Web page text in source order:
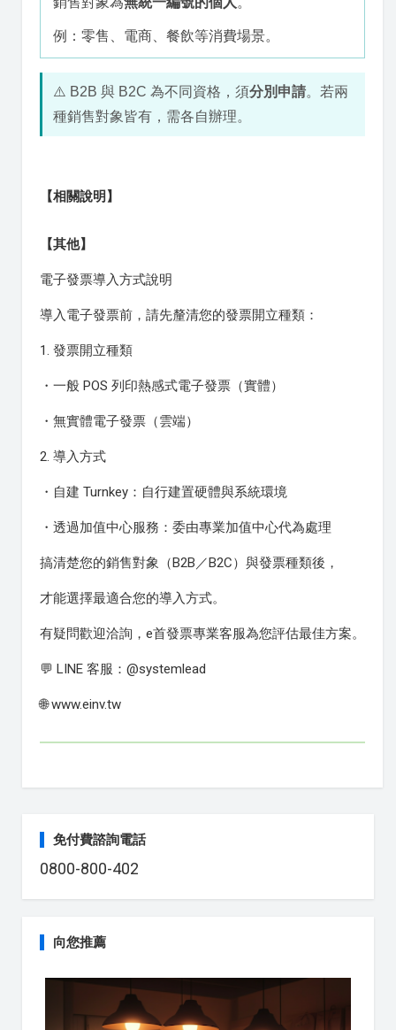
例：零售、電商、餐飲等消費場景。
⚠️ B2B 與 B2C 為不同資格，須分別申請。若兩
種銷售對象皆有，需各自辦理。
【相關說明】
【其他】
電子發票導入方式說明
導入電子發票前，請先釐清您的發票開立種類：
1. 發票開立種類
・一般 POS 列印熱感式電子發票（實體）
・無實體電子發票（雲端）
2. 導入方式
・自建 Turnkey：自行建置硬體與系統環境
・透過加值中心服務：委由專業加值中心代為處理
搞清楚您的銷售對象（B2B／B2C）與發票種類後，
才能選擇最適合您的導入方式。
有疑問歡迎洽詢，e首發票專業客服為您評估最佳方案。
💬 LINE 客服：@systemlead
🌐 www.einv.tw
免付費諮詢電話
0800-800-402
向您推薦